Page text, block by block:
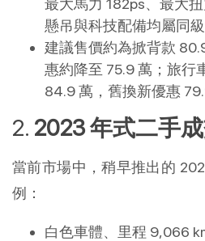
懸吊與科技配備均屬同級
建議售價約為掀背款
惠約降至 75.9 萬；旅行
84.9 萬，舊換新優惠
2. 2023 年式二手
當前市場中，稍早推出的
例：
白色車體、里程 9,066